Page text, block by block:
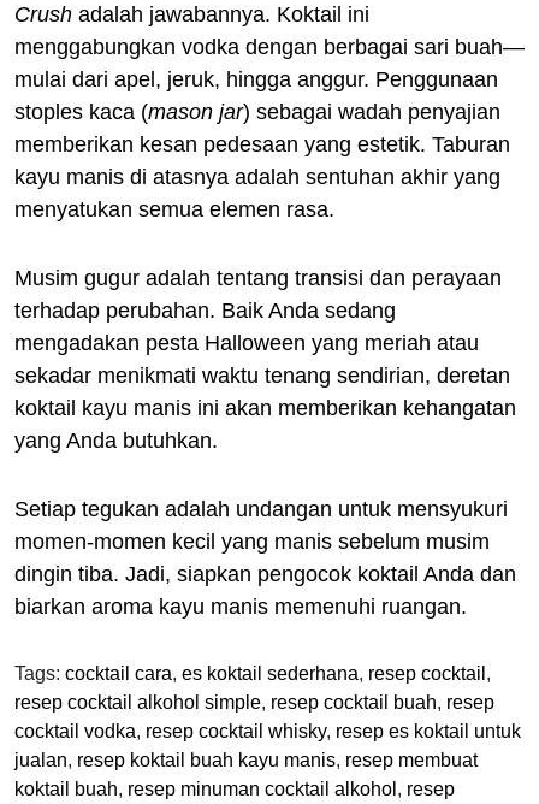
Crush adalah jawabannya. Koktail ini
menggabungkan vodka dengan berbagai sari buah—
mulai dari apel, jeruk, hingga anggur. Penggunaan
stoples kaca (mason jar) sebagai wadah penyajian
memberikan kesan pedesaan yang estetik. Taburan
kayu manis di atasnya adalah sentuhan akhir yang
menyatukan semua elemen rasa.
Musim gugur adalah tentang transisi dan perayaan
terhadap perubahan. Baik Anda sedang
mengadakan pesta Halloween yang meriah atau
sekadar menikmati waktu tenang sendirian, deretan
koktail kayu manis ini akan memberikan kehangatan
yang Anda butuhkan.
Setiap tegukan adalah undangan untuk mensyukuri
momen-momen kecil yang manis sebelum musim
dingin tiba. Jadi, siapkan pengocok koktail Anda dan
biarkan aroma kayu manis memenuhi ruangan.
Tags: cocktail cara, es koktail sederhana, resep cocktail ,
resep cocktail alkohol simple, resep cocktail buah, resep
cocktail vodka, resep cocktail whisky, resep es koktail untuk
jualan, resep koktail buah kayu manis, resep membuat
koktail buah, resep minuman cocktail alkohol , resep